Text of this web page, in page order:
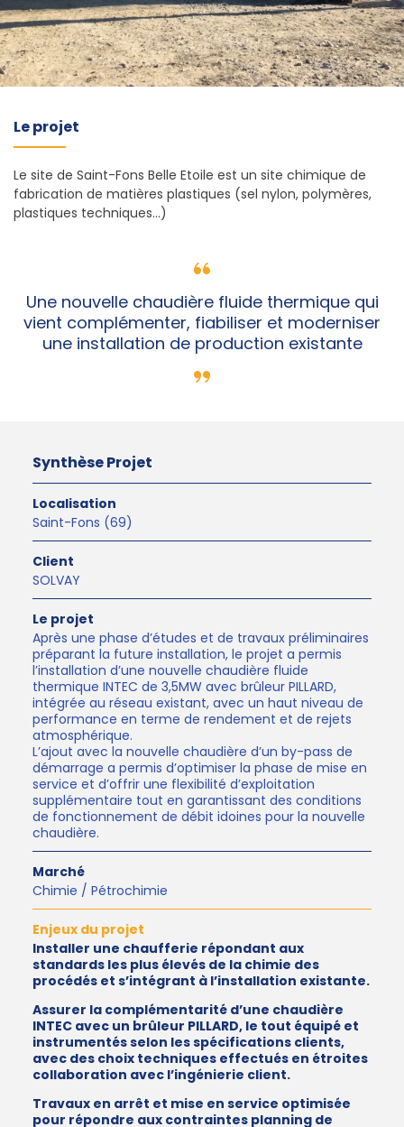
Le projet
Le site de Saint-Fons Belle Etoile est un site chimique de
fabrication de matières plastiques (sel nylon, polymères,
plastiques techniques…)
Une nouvelle chaudière fluide thermique qui
vient complémenter, fiabiliser et moderniser
une installation de production existante
Synthèse Projet
Localisation
Saint-Fons (69)
Client
SOLVAY
Le projet
Après une phase d’études et de travaux préliminaires
préparant la future installation, le projet a permis
l’installation d’une nouvelle chaudière fluide
thermique INTEC de 3,5MW avec brûleur PILLARD,
intégrée au réseau existant, avec un haut niveau de
performance en terme de rendement et de rejets
atmosphérique.
L’ajout avec la nouvelle chaudière d’un by-pass de
démarrage a permis d’optimiser la phase de mise en
service et d’offrir une flexibilité d’exploitation
supplémentaire tout en garantissant des conditions
de fonctionnement de débit idoines pour la nouvelle
chaudière.
Marché
Chimie / Pétrochimie
Enjeux du projet
Installer une chaufferie répondant aux
standards les plus élevés de la chimie des
procédés et s’intégrant à l’installation existante.
Assurer la complémentarité d’une chaudière
INTEC avec un brûleur PILLARD, le tout équipé et
instrumentés selon les spécifications clients,
avec des choix techniques effectués en étroites
collaboration avec l’ingénierie client.
Travaux en arrêt et mise en service optimisée
pour répondre aux contraintes planning de